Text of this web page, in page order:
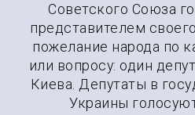
Советского Союза
представителем
пожелание народа по
или вопросу: один
Киева. Депутаты в
Украины